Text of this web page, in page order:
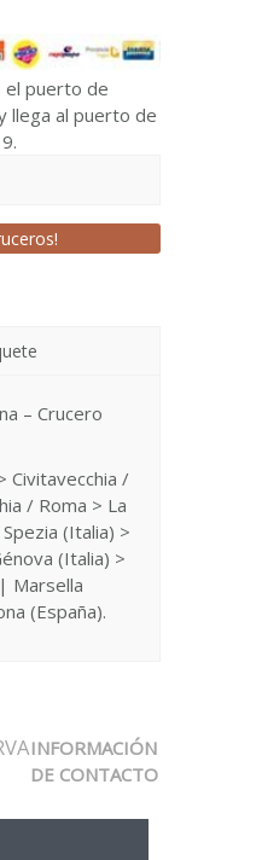
el puerto de
llega al puerto de
– Crucero
Civitavecchia /
/ Roma > La
(Italia) >
(Italia) >
Marsella
(España).
INFORMACIÓN
DE CONTACTO